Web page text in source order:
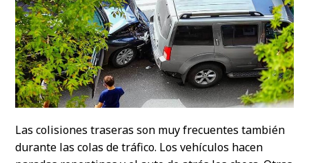
Las colisiones traseras son muy frecuentes también
durante las colas de tráfico. Los vehículos hacen